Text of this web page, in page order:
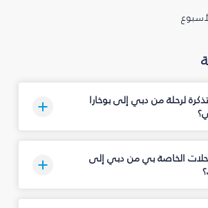
لرحلة من دبي إلى بوخارا
الخاصة بي من دبي إلى